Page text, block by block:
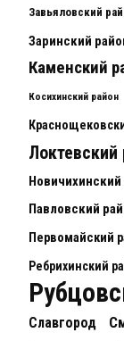
Завьяловский
Заринский
Каменский
Косихинский район
Локтевский
Новичихинский
Павловский
Первомайский
Ребрихинский
Славгород